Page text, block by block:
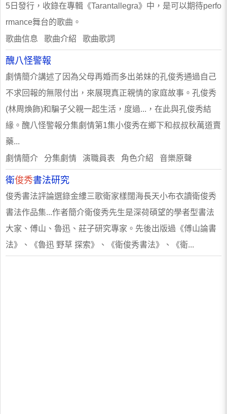
5日發行，收錄在專輯《Tarantallegra》中，是可以期待perfo
rmance舞台的歌曲。
歌曲信息 歌曲介紹 歌曲歌詞
醜八怪警報
劇情簡介講述了因為父母再婚而多出弟妹的孔俊秀通過自己
不求回報的無限付出，來展現真正親情的家庭故事。孔俊秀
(林周煥飾)和騙子父親一起生活，度過...，在此與孔俊秀結
緣。醜八怪警報分集劇情第1集小俊秀在鄉下和叔叔秋萬道賣
藥...
劇情簡介 分集劇情 演職員表 角色介紹 音樂原聲
衛俊秀書法研究
俊秀書法評論選錄金縷三歌衛家樣闊海長天小布衣讀衛俊秀
書法作品集...作者簡介衛俊秀先生是深荷碩望的學者型書法
大家、傅山、魯迅、莊子研究專家。先後出版過《傅山論書
法》、《魯迅 野草 探索》、《衛俊秀書法》、《衛...